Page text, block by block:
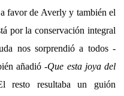
favor de Averly y también el
por la conservación integral
nos sorprendió a todos -
añadió -Que esta joya del
resto resultaba un guión